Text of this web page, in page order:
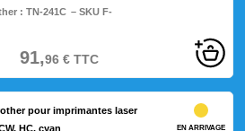
:TN-241C – SKU F-
91,96€TTC
pour imprimantes laser
HC, cyan
EN ARRIVAGE